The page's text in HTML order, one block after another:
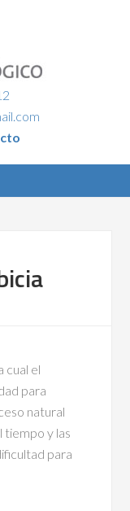
cual el
para
natural
tiempo y las
para